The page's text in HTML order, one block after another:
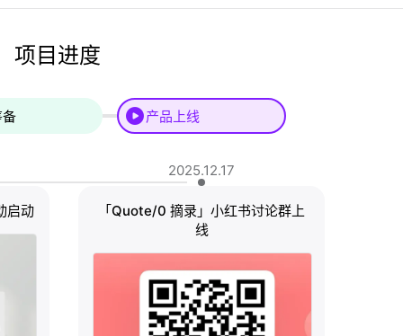
项目进度
产品上线
启动
2025.12.17
「Quote/0 摘录」小红书讨论群上
线